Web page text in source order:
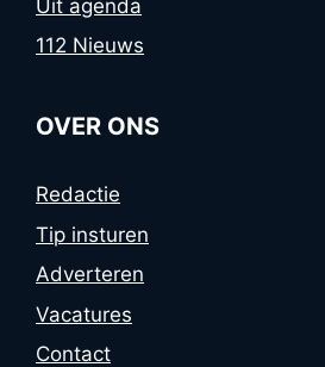
Uit agenda
112 Nieuws
OVER ONS
Redactie
Tip insturen
Adverteren
Vacatures
Contact